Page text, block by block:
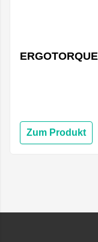
Zum Produkt